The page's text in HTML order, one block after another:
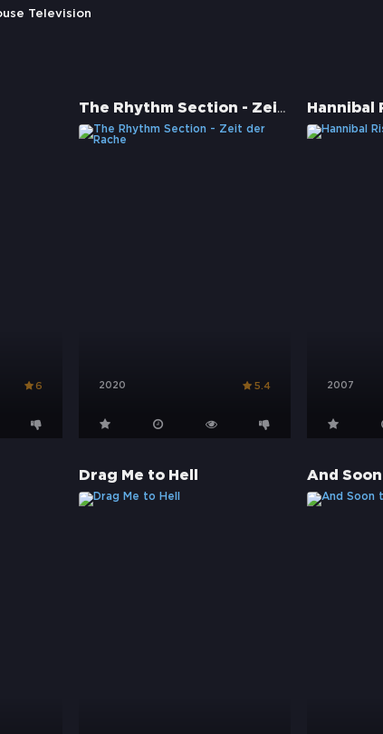
Television
6
The Rhythm Section - Zeit der Rache
2020 5.4
Hannibal
2007
Drag Me to Hell And